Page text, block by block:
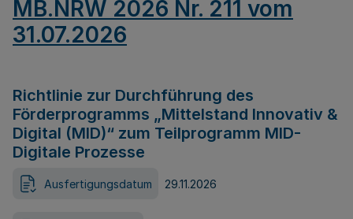
MB.NRW 2026 Nr. 211 vom
31.07.2026
Richtlinie zur Durchführung des
Förderprogramms „Mittelstand Innovativ &
Digital (MID)“ zum Teilprogramm MID-
Digitale Prozesse
Ausfertigungsdatum 29.11.2026